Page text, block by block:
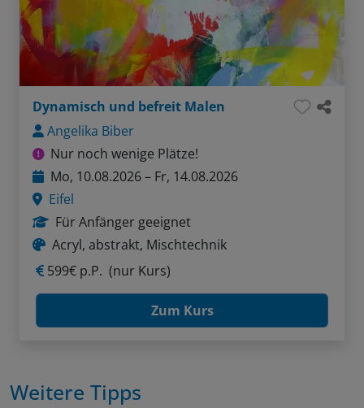
Dynamisch und befreit Malen
Angelika Biber
Nur noch wenige Plätze!
Mo, 10.08.2026 – Fr, 14.08.2026
Eifel
Für Anfänger geeignet
Acryl, abstrakt, Mischtechnik
599€ p.P. (nur Kurs)
Zum Kurs
Weitere Tipps